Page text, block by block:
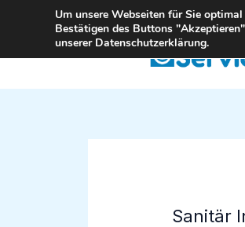
springen
Sanitär
Um unsere Webseiten für Sie
Bestätigen des Buttons
unserer Datenschutzerklärung.